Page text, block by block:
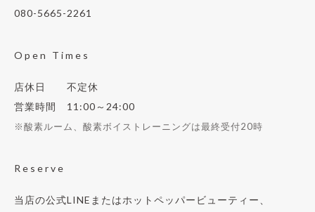
080-5665-2261
Open Times
店休日 不定休
営業時間 11:00～24:00
※酸素ルーム、酸素ボイストレーニングは最終受付20時
Reserve
当店の公式LINEまたはホットペッパービューティー、